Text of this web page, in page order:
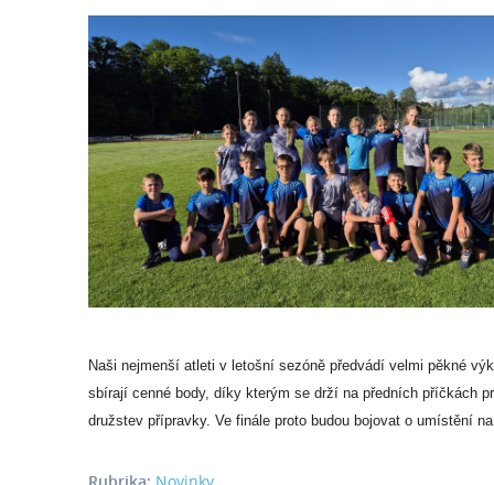
Naši nejmenší atleti v letošní sezóně předvádí velmi pěkné
sbírají cenné body, díky kterým se drží na předních příčkách
družstev přípravky. Ve finále proto budou bojovat o umístění
Rubrika: Novinky